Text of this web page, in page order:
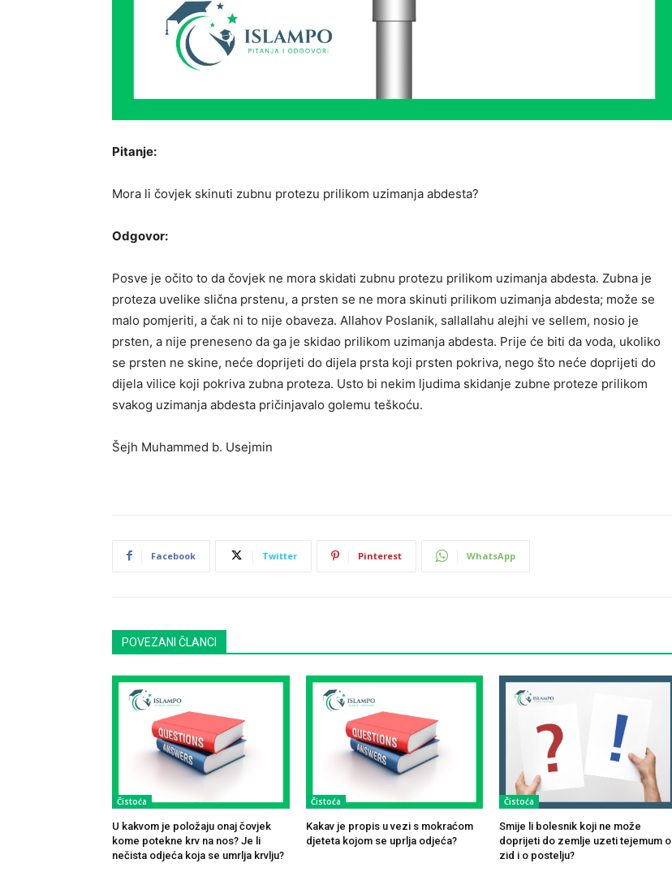
Pitanje:
Mora li čovjek skinuti zubnu protezu prilikom uzimanja abdesta?
Odgovor:
Posve je očito to da čovjek ne mora skidati zubnu protezu prilikom uzimanja abdesta. Zubna je
proteza uvelike slična prstenu, a prsten se ne mora skinuti prilikom uzimanja abdesta; može se
malo pomjeriti, a čak ni to nije obaveza. Allahov Poslanik, sallallahu alejhi ve sellem, nosio je
prsten, a nije preneseno da ga je skidao prilikom uzimanja abdesta. Prije će biti da voda, ukoliko
se prsten ne skine, neće doprijeti do dijela prsta koji prsten pokriva, nego što neće doprijeti do
dijela vilice koji pokriva zubna proteza. Usto bi nekim ljudima skidanje zubne proteze prilikom
svakog uzimanja abdesta pričinjavalo golemu teškoću.
Šejh Muhammed b. Usejmin
Facebook Twitter Pinterest WhatsApp
POVEZANI ČLANCI
Čistoća
U kakvom je položaju onaj čovjek
kome potekne krv na nos? Je li
nečista odjeća koja se umrlja krvlju?
Čistoća
Kakav je propis u vezi s mokraćom
djeteta kojom se uprlja odjeća?
Čistoća
Smije li bolesnik koji ne može
doprijeti do zemlje uzeti tejemum o
zid i o postelju?